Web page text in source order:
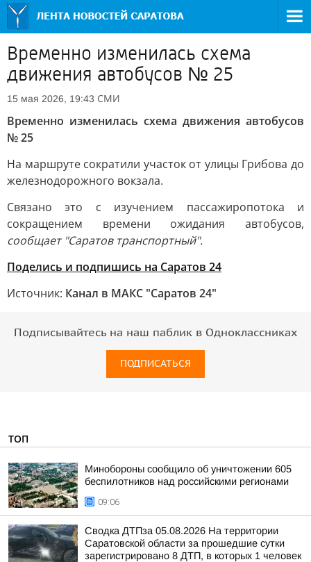
Временно изменилась схема
движения автобусов № 25
15 мая 2026, 19:43 СМИ
Временно изменилась схема движения автобусов
№ 25
На маршруте сократили участок от улицы Грибова до
железнодорожного вокзала.
Связано это с изучением пассажиропотока и
сокращением времени ожидания автобусов,
сообщает "Саратов транспортный".
Поделись и подпишись на Саратов 24
Источник: Канал в МАКС "Саратов 24"
Подписывайтесь на наш паблик в Одноклассниках
ПОДПИСАТЬСЯ
ТОП
Минобороны сообщило об уничтожении 605
беспилотников над российскими регионами
09:06
Сводка ДТПза 05.08.2026 На территории
Саратовской области за прошедшие сутки
зарегистрировано 8 ДТП, в которых 1 человек